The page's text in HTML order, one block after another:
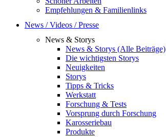
Empfehlungen & Familienlinks
News / Videos / Presse
News & Storys
News & Storys (Alle Beiträge)
Die wichtigsten Storys
Neuigkeiten
Storys
Tipps & Tricks
Werkstatt
Forschung & Tests
Vorsprung durch Forschung
Karosseriebau
Produkte